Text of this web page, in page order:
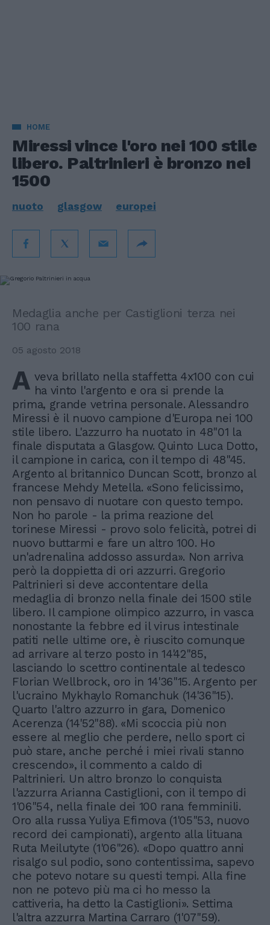
HOME
Miressi vince l'oro nei 100 stile
libero. Paltrinieri è bronzo nei
1500
nuoto glasgow europei
Medaglia anche per Castiglioni terza nei
100 rana
05 agosto 2018
A veva brillato nella staffetta 4x100 con cui
ha vinto l'argento e ora si prende la
prima, grande vetrina personale. Alessandro
Miressi è il nuovo campione d'Europa nei 100
stile libero. L'azzurro ha nuotato in 48"01 la
finale disputata a Glasgow. Quinto Luca Dotto,
il campione in carica, con il tempo di 48"45.
Argento al britannico Duncan Scott, bronzo al
francese Mehdy Metella. «Sono felicissimo,
non pensavo di nuotare con questo tempo.
Non ho parole - la prima reazione del
torinese Miressi - provo solo felicità, potrei di
nuovo buttarmi e fare un altro 100. Ho
un'adrenalina addosso assurda». Non arriva
però la doppietta di ori azzurri. Gregorio
Paltrinieri si deve accontentare della
medaglia di bronzo nella finale dei 1500 stile
libero. Il campione olimpico azzurro, in vasca
nonostante la febbre ed il virus intestinale
patiti nelle ultime ore, è riuscito comunque
ad arrivare al terzo posto in 14'42"85,
lasciando lo scettro continentale al tedesco
Florian Wellbrock, oro in 14'36"15. Argento per
l'ucraino Mykhaylo Romanchuk (14'36"15).
Quarto l'altro azzurro in gara, Domenico
Acerenza (14'52"88). «Mi scoccia più non
essere al meglio che perdere, nello sport ci
può stare, anche perché i miei rivali stanno
crescendo», il commento a caldo di
Paltrinieri. Un altro bronzo lo conquista
l'azzurra Arianna Castiglioni, con il tempo di
1'06"54, nella finale dei 100 rana femminili.
Oro alla russa Yuliya Efimova (1'05"53, nuovo
record dei campionati), argento alla lituana
Ruta Meilutyte (1'06"26). «Dopo quattro anni
risalgo sul podio, sono contentissima, sapevo
che potevo notare su questi tempi. Alla fine
non ne potevo più ma ci ho messo la
cattiveria, ha detto la Castiglioni». Settima
l'altra azzurra Martina Carraro (1'07"59).